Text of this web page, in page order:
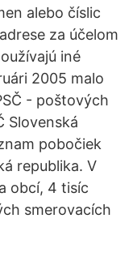
alebo číslic
za účelom
iné
2005 malo
- poštových
Slovenská
pobočiek
republika. V
obcí, 4 tisíc
smerovacích